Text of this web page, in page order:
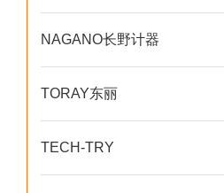
NAGANO长野计器
TORAY东丽
TECH-TRY